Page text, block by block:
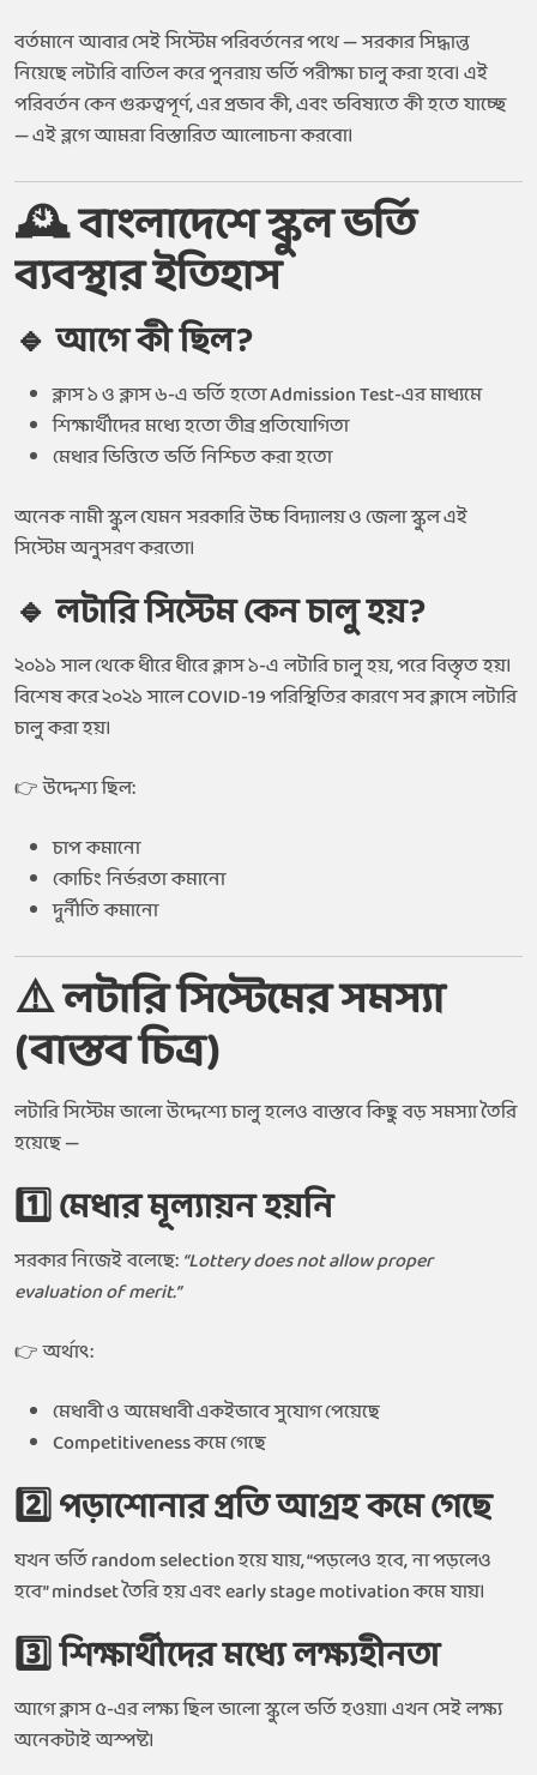
বর্তমানে আবার সেই সিস্টেম পরিবর্তনের পথে — সরকার সিদ্ধান্ত
নিয়েছে লটারি বাতিল করে পুনরায় ভর্তি পরীক্ষা চালু করা হবে। এই
পরিবর্তন কেন গুরুত্বপূর্ণ, এর প্রভাব কী, এবং ভবিষ্যতে কী হতে যাচ্ছে
— এই ব্লগে আমরা বিস্তারিত আলোচনা করবো।
🕰️ বাংলাদেশে স্কুল ভর্তি
ব্যবস্থার ইতিহাস
🔹 আগে কী ছিল?
ক্লাস ১ ও ক্লাস ৬-এ ভর্তি হতো Admission Test-এর মাধ্যমে
শিক্ষার্থীদের মধ্যে হতো তীব্র প্রতিযোগিতা
মেধার ভিত্তিতে ভর্তি নিশ্চিত করা হতো
অনেক নামী স্কুল যেমন সরকারি উচ্চ বিদ্যালয় ও জেলা স্কুল এই
সিস্টেম অনুসরণ করতো।
🔹 লটারি সিস্টেম কেন চালু হয়?
২০১১ সাল থেকে ধীরে ধীরে ক্লাস ১-এ লটারি চালু হয়, পরে বিস্তৃত হয়।
বিশেষ করে ২০২১ সালে COVID-19 পরিস্থিতির কারণে সব ক্লাসে লটারি
চালু করা হয়।
👉 উদ্দেশ্য ছিল:
চাপ কমানো
কোচিং নির্ভরতা কমানো
দুর্নীতি কমানো
⚠️ লটারি সিস্টেমের সমস্যা
(বাস্তব চিত্র)
লটারি সিস্টেম ভালো উদ্দেশ্যে চালু হলেও বাস্তবে কিছু বড় সমস্যা তৈরি
হয়েছে —
1️⃣ মেধার মূল্যায়ন হয়নি
সরকার নিজেই বলেছে:“Lottery does not allow proper
evaluation of merit.”
👉 অর্থাৎ:
মেধাবী ও অমেধাবী একইভাবে সুযোগ পেয়েছে
Competitiveness কমে গেছে
2️⃣ পড়াশোনার প্রতি আগ্রহ কমে গেছে
যখন ভর্তি random selection হয়ে যায়, “পড়লেও হবে, না পড়লেও
হবে” mindset তৈরি হয় এবং early stage motivation কমে যায়।
3️⃣ শিক্ষার্থীদের মধ্যে লক্ষ্যহীনতা
আগে ক্লাস ৫-এর লক্ষ্য ছিল ভালো স্কুলে ভর্তি হওয়া। এখন সেই লক্ষ্য
অনেকটাই অস্পষ্ট।